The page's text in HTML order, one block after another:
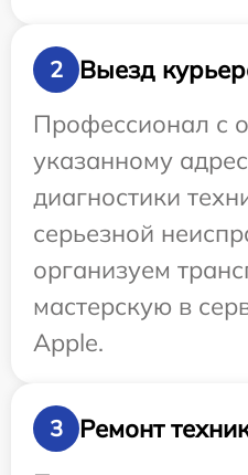
2
Выезд
Профессионал с
указанному
диагностики
серьезной
организуем
мастерскую в
Apple.
3
Ремонт